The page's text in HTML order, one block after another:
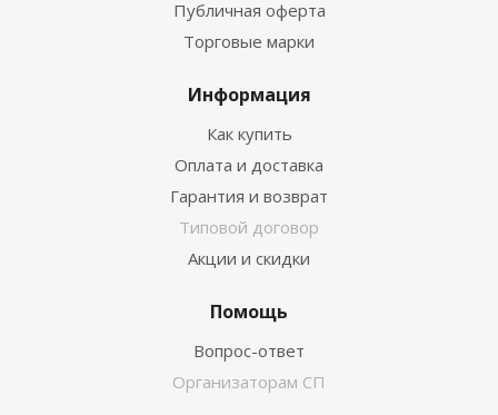
Публичная оферта
Торговые марки
Информация
Как купить
Оплата и доставка
Гарантия и возврат
Типовой договор
Акции и скидки
Помощь
Вопрос-ответ
Организаторам СП